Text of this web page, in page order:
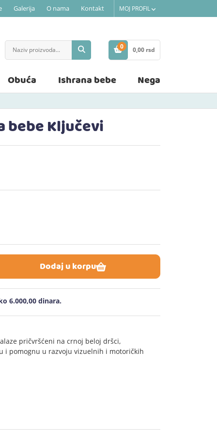
Galerija O nama Kontakt MOJ PROFIL
0
STAVKE
0,00 rsd
Obuća Ishrana bebe Nega
bebe Ključevi
Dodaj u korpu
6.000,00 dinara.
pričvršćeni na crnoj beloj dršci,
i pomognu u razvoju vizuelnih i motoričkih